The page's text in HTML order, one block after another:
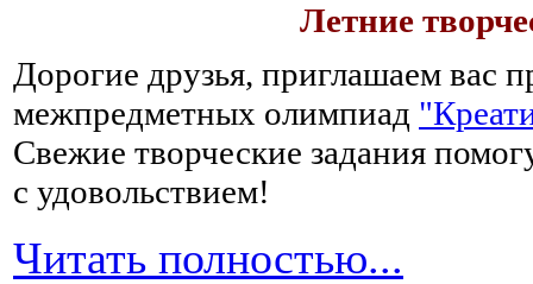
Летние
Дорогие друзья, приглашаем вас
межпредметных олимпиад
Свежие творческие задания
с удовольствием!
Читать полностью...